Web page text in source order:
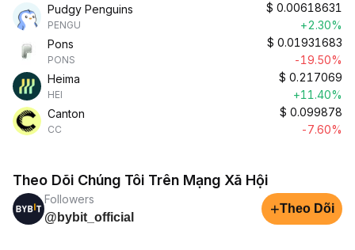
Pudgy Penguins
PENGU
$ 0.00618631
+2.30%
Pons
PONS
$ 0.01931683
-19.50%
Heima
HEI
$ 0.217069
+11.40%
Canton
CC
$ 0.099878
-7.60%
Theo Dõi Chúng Tôi Trên Mạng Xã Hội
Followers
@bybit_official
+Theo Dõi